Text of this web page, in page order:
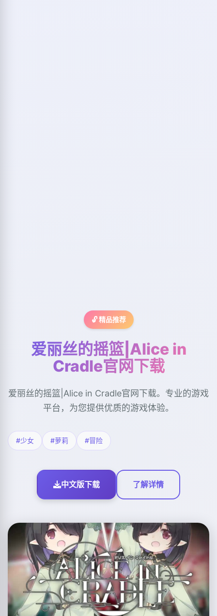
🔓 精品推荐
爱丽丝的摇篮|Alice in
Cradle官网下载
爱丽丝的摇篮|Alice in Cradle官网下载。专业的游戏
平台，为您提供优质的游戏体验。
#少女 #萝莉 #冒险
中文版下载 了解详情